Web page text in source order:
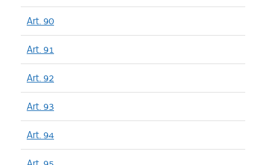
Art. 90
Art. 91
Art. 92
Art. 93
Art. 94